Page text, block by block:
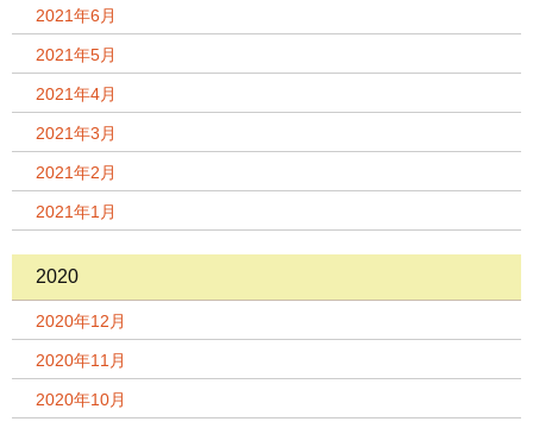
2021年6月
2021年5月
2021年4月
2021年3月
2021年2月
2021年1月
2020
2020年12月
2020年11月
2020年10月